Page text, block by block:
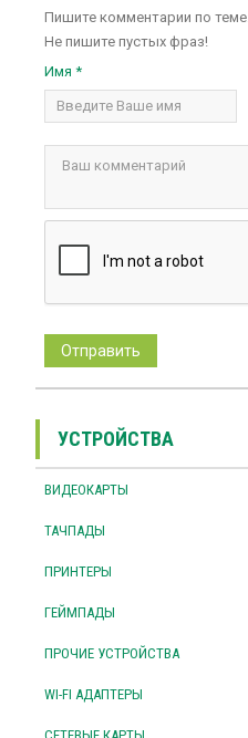
Пишите комментарии по теме.
Не пишите пустых фраз!
Имя *
УСТРОЙСТВА
ВИДЕОКАРТЫ
ТАЧПАДЫ
ПРИНТЕРЫ
ГЕЙМПАДЫ
ПРОЧИЕ УСТРОЙСТВА
WI-FI АДАПТЕРЫ